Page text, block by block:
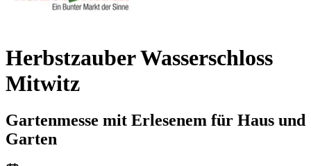
Herbstzauber Wasserschloss
Mitwitz
Gartenmesse mit Erlesenem für Haus und
Garten